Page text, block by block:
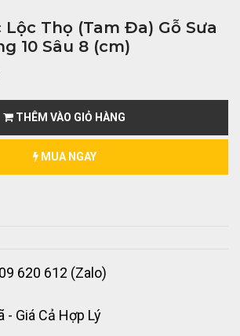
Thọ (Tam Đa) Gỗ Sưa
10 Sâu 8 (cm)
THÊM VÀO GIỎ HÀNG
MUA NGAY
620 612 (Zalo)
- Giá Cả Hợp Lý